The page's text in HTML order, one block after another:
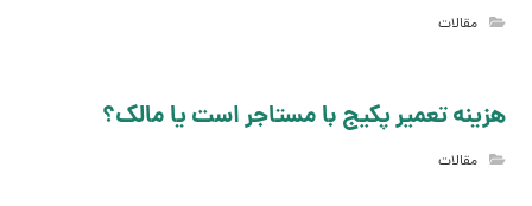
مقالات
هزینه تعمیر پکیج با مستاجر است یا مالک؟
مقالات